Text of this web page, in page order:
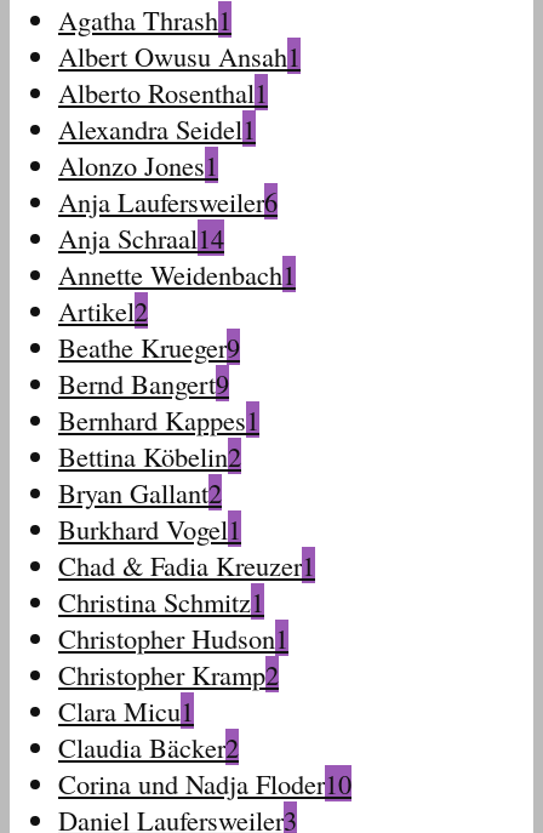
Agatha Thrash1
Albert Owusu Ansah1
Alberto Rosenthal1
Alexandra Seidel1
Alonzo Jones1
Anja Laufersweiler6
Anja Schraal14
Annette Weidenbach1
Artikel2
Beathe Krueger9
Bernd Bangert9
Bernhard Kappes1
Bettina Köbelin2
Bryan Gallant2
Burkhard Vogel1
Chad & Fadia Kreuzer1
Christina Schmitz1
Christopher Hudson1
Christopher Kramp2
Clara Micu1
Claudia Bäcker2
Corina und Nadja Floder10
Daniel Laufersweiler3